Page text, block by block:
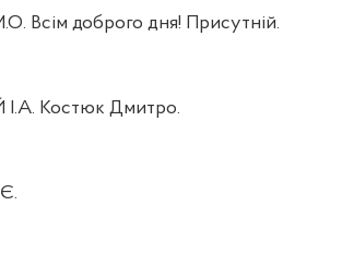
Всім доброго дня! Присутній.
Костюк Дмитро.